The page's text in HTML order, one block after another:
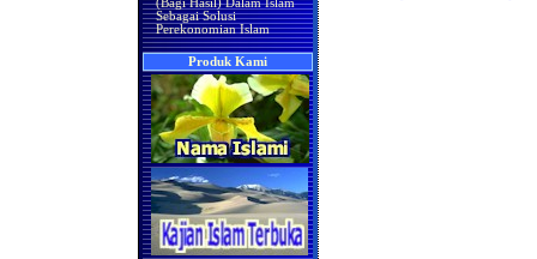
(Bagi Hasil) Dalam Islam
Sebagai Solusi
Perekonomian Islam
Produk Kami